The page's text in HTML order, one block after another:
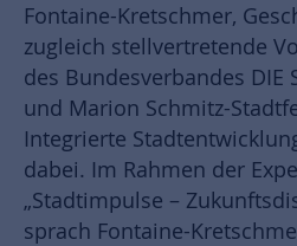
Fontaine-Kretschmer,
zugleich stellvertretende
des Bundesverbandes DIE
und Marion Schmitz-
Integrierte
dabei. Im Rahmen der
„Stadtimpulse –
sprach Fontaine-